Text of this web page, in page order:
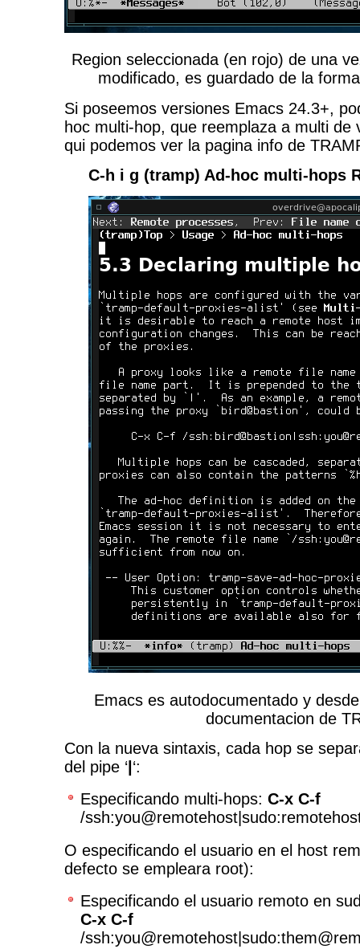
Region seleccionada (en rojo) de una
modificado, es guardado de la
Si poseemos versiones Emacs 24.3+,
hoc multi-hop, que reemplaza a multi de
qui podemos ver la pagina info de
C-h i g (tramp) Ad-hoc multi-hops
Emacs es autodocumentado y
documentacion de
Con la nueva sintaxis, cada hop se
del pipe ‘ ‘:
Especificando multi-hops: C-x C-f
/
O especificando el usuario en el host
defecto se empleara root):
Especificando el usuario remoto en
C-x C-f
/